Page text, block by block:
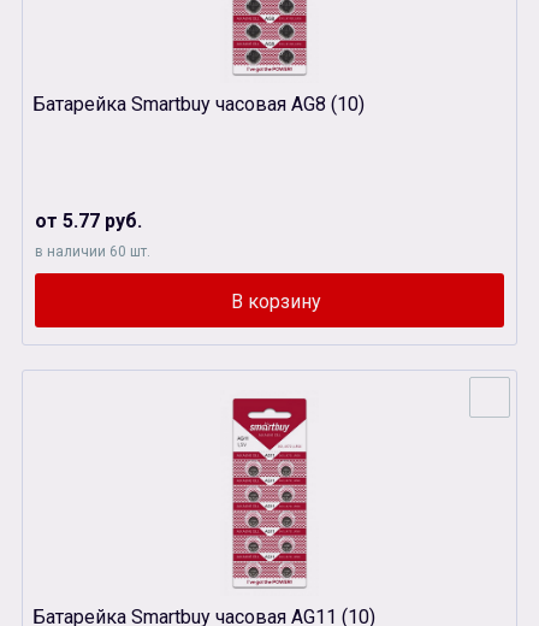
Батарейка Smartbuy часовая AG8 (10)
от 5.77 руб.
в наличии 60 шт.
Батарейка Smartbuy часовая AG11 (10)